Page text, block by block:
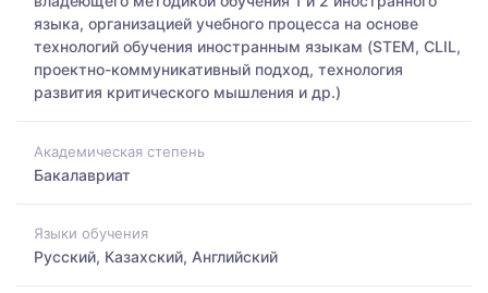
языка, организацией учебного процесса на основе
технологий обучения иностранным языкам (STEM, CLIL,
проектно-коммуникативный подход, технология
развития критического мышления и др.)
Академическая степень
Бакалавриат
Языки обучения
Русский, Казахский, Английский